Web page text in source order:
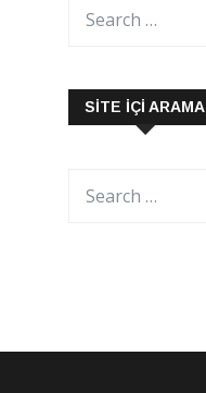
SITE İÇI ARAMA